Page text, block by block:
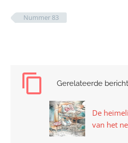
Nummer 83
Gerelateerde
De
van het